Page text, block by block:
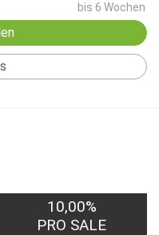
bis 6 Wochen
10,00%
PRO SALE